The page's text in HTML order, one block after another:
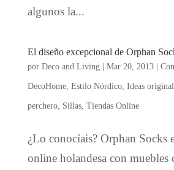
algunos la...
El diseño excepcional de Orphan
por Deco and Living| Mar 20, 2013|
DecoHome, Estilo Nórdico, Ideas
perchero, Sillas, Tiendas Online
¿Lo conocíais? Orphan Socks
online holandesa con muebles